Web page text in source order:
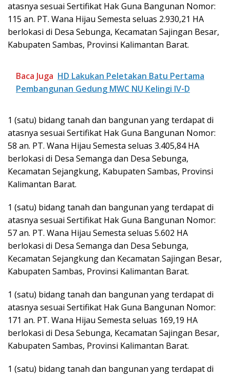
atasnya sesuai Sertifikat Hak Guna Bangunan Nomor:
115 an. PT. Wana Hijau Semesta seluas 2.930,21 HA
berlokasi di Desa Sebunga, Kecamatan Sajingan Besar,
Kabupaten Sambas, Provinsi Kalimantan Barat.
Baca Juga HD Lakukan Peletakan Batu Pertama
Pembangunan Gedung MWC NU Kelingi IV-D
1 (satu) bidang tanah dan bangunan yang terdapat di
atasnya sesuai Sertifikat Hak Guna Bangunan Nomor:
58 an. PT. Wana Hijau Semesta seluas 3.405,84 HA
berlokasi di Desa Semanga dan Desa Sebunga,
Kecamatan Sejangkung, Kabupaten Sambas, Provinsi
Kalimantan Barat.
1 (satu) bidang tanah dan bangunan yang terdapat di
atasnya sesuai Sertifikat Hak Guna Bangunan Nomor:
57 an. PT. Wana Hijau Semesta seluas 5.602 HA
berlokasi di Desa Semanga dan Desa Sebunga,
Kecamatan Sejangkung dan Kecamatan Sajingan Besar,
Kabupaten Sambas, Provinsi Kalimantan Barat.
1 (satu) bidang tanah dan bangunan yang terdapat di
atasnya sesuai Sertifikat Hak Guna Bangunan Nomor:
171 an. PT. Wana Hijau Semesta seluas 169,19 HA
berlokasi di Desa Sebunga, Kecamatan Sajingan Besar,
Kabupaten Sambas, Provinsi Kalimantan Barat.
1 (satu) bidang tanah dan bangunan yang terdapat di